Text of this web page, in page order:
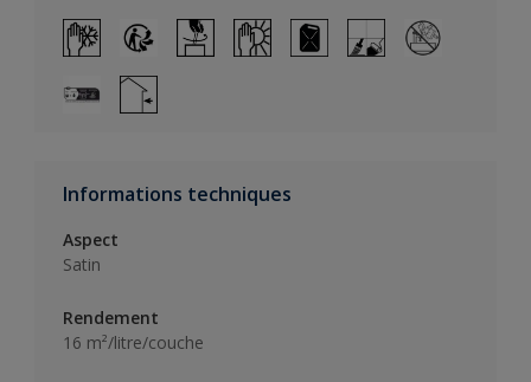
Informations techniques
Aspect
Satin
Rendement
16 m²/litre/couche